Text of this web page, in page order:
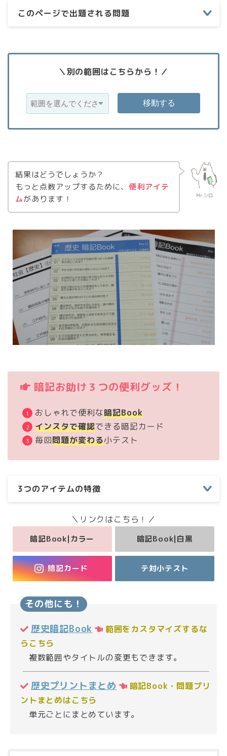
このページで出題される問題
＼別の範囲はこちらから！／
Mr.シロ
結果はどうでしょうか？
もっと点数アップするために、 便利アイテ
ムがあります！
暗記お助け３つの便利グッズ！
おしゃれで便利な暗記Book
インスタで確認できる暗記カード
毎回問題が変わる小テスト
3つのアイテムの特徴
＼リンクはこちら！／
暗記Book|カラー 暗記Book|白黒
暗記カード テ対小テスト
その他にも！
歴史暗記Book
範囲をカスタマイズするな
らこちら
複数範囲やタイトルの変更もできます。
歴史プリントまとめ
暗記Book・問題プリ
ントまとめはこちら
単元ごとにまとめています。